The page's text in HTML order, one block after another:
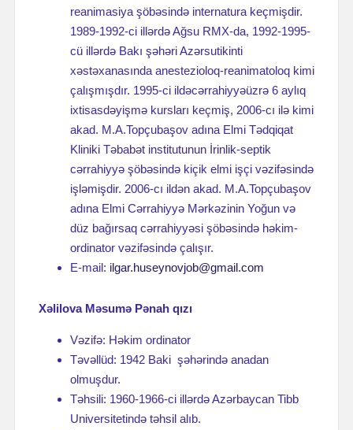
reanimasiya şöbəsində internatura keçmişdir.
1989-1992-ci illərdə Ağsu RMX-da, 1992-1995-
cü illərdə Bakı şəhəri Azərsutikinti
xəstəxanasında anestezioloq-reanimatoloq kimi
çalışmışdır. 1995-ci ildəcərrahiyyəüzrə 6 aylıq
ixtisasdəyişmə kursları keçmiş, 2006-cı ilə kimi
akad. M.A.Topçubaşov adına Elmi Tədqiqat
Kliniki Təbabət institutunun İrinlik-septik
cərrahiyyə şöbəsində kiçik elmi işçi vəzifəsində
işləmişdir. 2006-cı ildən akad. M.A.Topçubaşov
adına Elmi Cərrahiyyə Mərkəzinin Yoğun və
düz bağırsaq cərrahiyyəsi şöbəsində həkim-
ordinator vəzifəsində çalışır.
E-mail: ilgar.huseynovjob@gmail.com
Xəlilova Məsumə Pənah qızı
Vəzifə: Həkim ordinator
Təvəllüd: 1942 Baki şəhərində anadan
olmuşdur.
Təhsili: 1960-1966-ci illərdə Azərbaycan Tibb
Universitetində təhsil alıb.